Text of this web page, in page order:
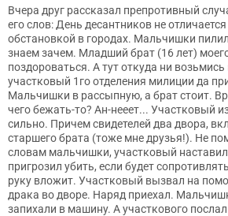
Вчера друг рассказал препротивный
его слов: День десантников не
обстановкой в городах. Мальчишки
знаем зачем. Младший брат (16 лет)
поздороваться. А тут откуда ни
участковый 1го отделения милиции да
Мальчишки в рассыпную, а брат стоит.
чего бежать-то? Ан-нееет... Участковый
сильно. Причем свидетелей два двора,
старшего брата (тоже мне друзья!). Не
словам мальчишки, участковый наставил
пригрозил убить, если будет
руку вложит. Участковый вызвал на
драка во дворе. Наряд приехал.
запихали в машину. А участкового